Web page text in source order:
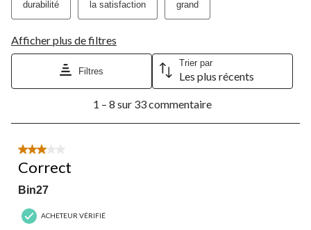
durabilité la satisfaction grand
Afficher plus de filtres
Filtres
Trier par
Les plus récents
8
33
commentaire.
1 – 8 sur 33 commentaire
3 étoile(s) sur 5.
Correct
Bin27
ACHETEUR VÉRIFIÉ